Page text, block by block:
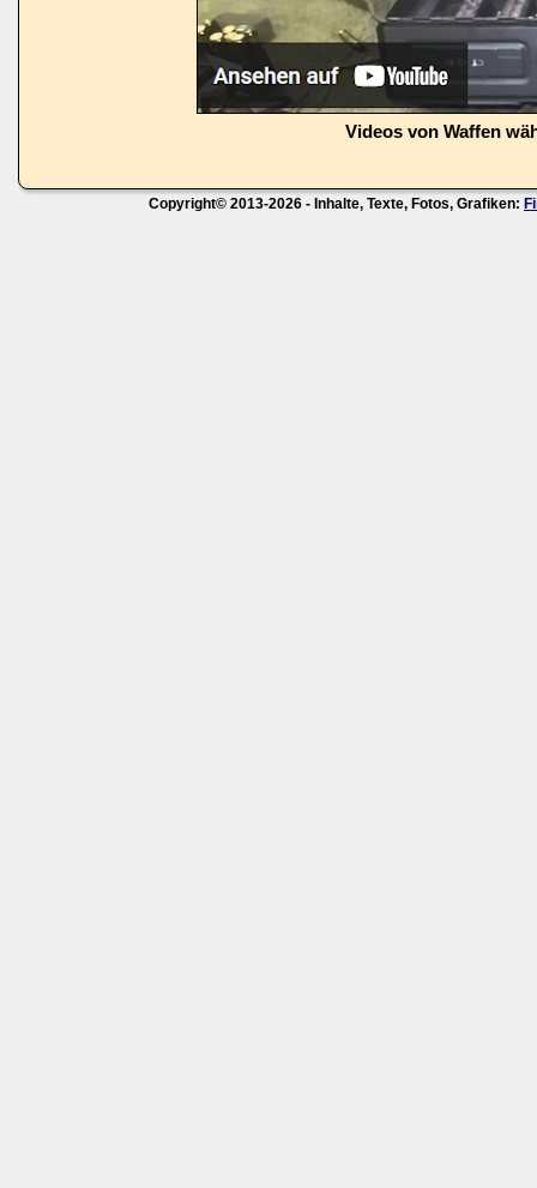
Videos von Waffen
Copyright© 2013-2026 - Inhalte, Texte, Fotos, Grafiken: